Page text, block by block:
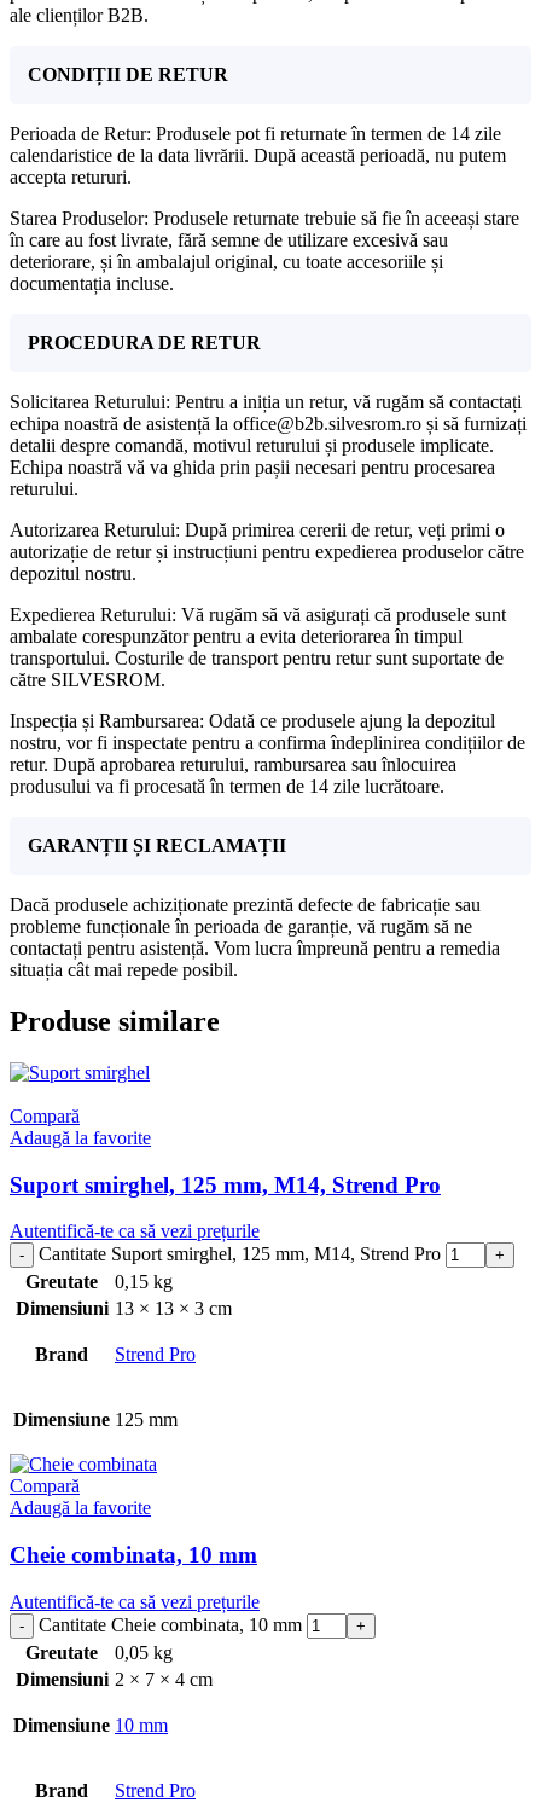
ale clienților B2B.
CONDIȚII DE RETUR
Perioada de Retur: Produsele pot fi returnate în termen de 14 zile
calendaristice de la data livrării. După această perioadă, nu putem
accepta retururi.
Starea Produselor: Produsele returnate trebuie să fie în aceeași stare
în care au fost livrate, fără semne de utilizare excesivă sau
deteriorare, și în ambalajul original, cu toate accesoriile și
documentația incluse.
PROCEDURA DE RETUR
Solicitarea Returului: Pentru a iniția un retur, vă rugăm să contactați
echipa noastră de asistență la office@b2b.silvesrom.ro și să furnizați
detalii despre comandă, motivul returului și produsele implicate.
Echipa noastră vă va ghida prin pașii necesari pentru procesarea
returului.
Autorizarea Returului: După primirea cererii de retur, veți primi o
autorizație de retur și instrucțiuni pentru expedierea produselor către
depozitul nostru.
Expedierea Returului: Vă rugăm să vă asigurați că produsele sunt
ambalate corespunzător pentru a evita deteriorarea în timpul
transportului. Costurile de transport pentru retur sunt suportate de
către SILVESROM.
Inspecția și Rambursarea: Odată ce produsele ajung la depozitul
nostru, vor fi inspectate pentru a confirma îndeplinirea condițiilor de
retur. După aprobarea returului, rambursarea sau înlocuirea
produsului va fi procesată în termen de 14 zile lucrătoare.
GARANȚII ȘI RECLAMAȚII
Dacă produsele achiziționate prezintă defecte de fabricație sau
probleme funcționale în perioada de garanție, vă rugăm să ne
contactați pentru asistență. Vom lucra împreună pentru a remedia
situația cât mai repede posibil.
Produse similare
Compară
Adaugă la favorite
Suport smirghel, 125 mm, M14, Strend Pro
Autentifică-te ca să vezi prețurile
Cantitate Suport smirghel, 125 mm, M14, Strend Pro
Greutate
0,15 kg
Dimensiuni 13 × 13 × 3 cm
Brand Strend Pro
Dimensiune 125 mm
Compară
Adaugă la favorite
Cheie combinata, 10 mm
Autentifică-te ca să vezi prețurile
Cantitate Cheie combinata, 10 mm
Greutate
0,05 kg
Dimensiuni 2 × 7 × 4 cm
Dimensiune 10 mm
Brand Strend Pro